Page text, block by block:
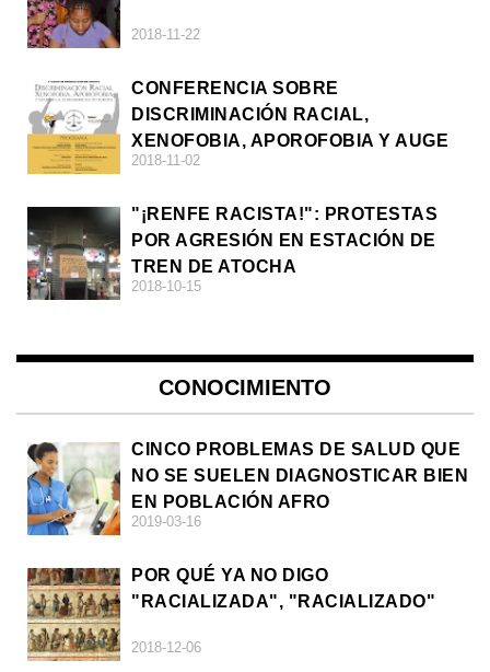
2018-11-22
CONFERENCIA SOBRE
DISCRIMINACIÓN RACIAL,
XENOFOBIA, APOROFOBIA Y AUGE
DE LA ULTRADERECHA EN EUROPA
2018-11-02
"¡RENFE RACISTA!": PROTESTAS
POR AGRESIÓN EN ESTACIÓN DE
TREN DE ATOCHA
2018-10-15
CONOCIMIENTO
CINCO PROBLEMAS DE SALUD QUE
NO SE SUELEN DIAGNOSTICAR BIEN
EN POBLACIÓN AFRO
2019-03-16
POR QUÉ YA NO DIGO
"RACIALIZADA", "RACIALIZADO"
2018-12-06